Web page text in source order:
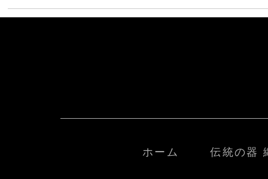
ホーム 伝統の器